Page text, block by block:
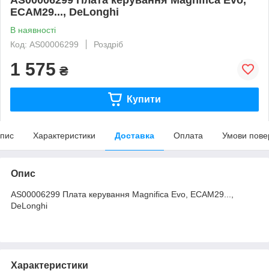
ECAM29..., DeLonghi
В наявності
Код: AS00006299
Роздріб
1 575 ₴
Купити
Характеристики Доставка Оплата Умови
Опис
AS00006299 Плата керування Magnifica Evo, ECAM29...,
DeLonghi
Характеристики